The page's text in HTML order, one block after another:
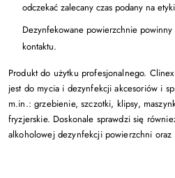
odczekać zalecany czas podany na
Dezynfekowane powierzchnie powinny
kontaktu.
Produkt do użytku profesjonalnego.
jest do mycia i dezynfekcji akcesoriów i
m.in.: grzebienie, szczotki, klipsy,
fryzjerskie. Doskonale sprawdzi się
alkoholowej dezynfekcji powierzchni oraz